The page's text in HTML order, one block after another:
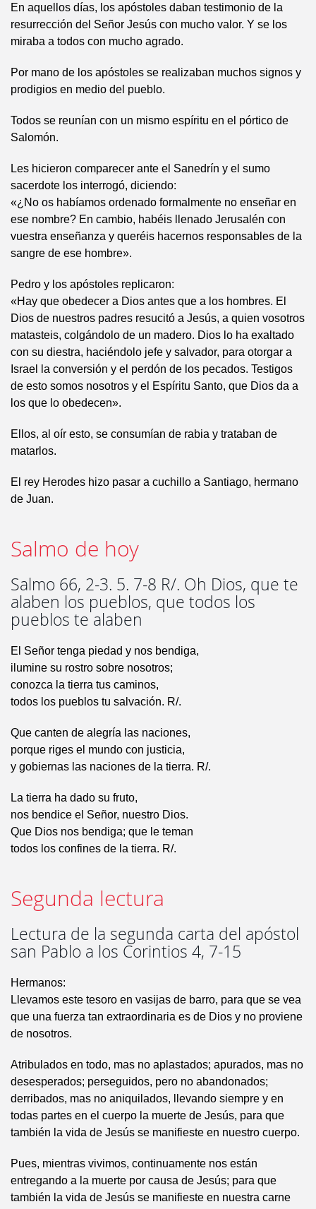
En aquellos días, los apóstoles daban testimonio de la
resurrección del Señor Jesús con mucho valor. Y se los
miraba a todos con mucho agrado.
Por mano de los apóstoles se realizaban muchos signos y
prodigios en medio del pueblo.
Todos se reunían con un mismo espíritu en el pórtico de
Salomón.
Les hicieron comparecer ante el Sanedrín y el sumo
sacerdote los interrogó, diciendo:
«¿No os habíamos ordenado formalmente no enseñar en
ese nombre? En cambio, habéis llenado Jerusalén con
vuestra enseñanza y queréis hacernos responsables de la
sangre de ese hombre».
Pedro y los apóstoles replicaron:
«Hay que obedecer a Dios antes que a los hombres. El
Dios de nuestros padres resucitó a Jesús, a quien vosotros
matasteis, colgándolo de un madero. Dios lo ha exaltado
con su diestra, haciéndolo jefe y salvador, para otorgar a
Israel la conversión y el perdón de los pecados. Testigos
de esto somos nosotros y el Espíritu Santo, que Dios da a
los que lo obedecen».
Ellos, al oír esto, se consumían de rabia y trataban de
matarlos.
El rey Herodes hizo pasar a cuchillo a Santiago, hermano
de Juan.
Salmo de hoy
Salmo 66, 2-3. 5. 7-8 R/. Oh Dios, que te
alaben los pueblos, que todos los
pueblos te alaben
El Señor tenga piedad y nos bendiga,
ilumine su rostro sobre nosotros;
conozca la tierra tus caminos,
todos los pueblos tu salvación. R/.
Que canten de alegría las naciones,
porque riges el mundo con justicia,
y gobiernas las naciones de la tierra. R/.
La tierra ha dado su fruto,
nos bendice el Señor, nuestro Dios.
Que Dios nos bendiga; que le teman
todos los confines de la tierra. R/.
Segunda lectura
Lectura de la segunda carta del apóstol
san Pablo a los Corintios 4, 7-15
Hermanos:
Llevamos este tesoro en vasijas de barro, para que se vea
que una fuerza tan extraordinaria es de Dios y no proviene
de nosotros.
Atribulados en todo, mas no aplastados; apurados, mas no
desesperados; perseguidos, pero no abandonados;
derribados, mas no aniquilados, llevando siempre y en
todas partes en el cuerpo la muerte de Jesús, para que
también la vida de Jesús se manifieste en nuestro cuerpo.
Pues, mientras vivimos, continuamente nos están
entregando a la muerte por causa de Jesús; para que
también la vida de Jesús se manifieste en nuestra carne